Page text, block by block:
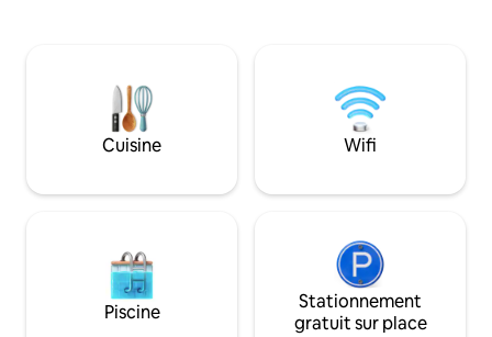
size » et canapé escamotable (pour 3
personnes dans le lit et 3 sur le canapé)
Non fumeur à l'intérieur Faites comme
chez vous et faites le ménage avant
Décoration romantique moyennant un
vous aurez
quelle région de
de choix de lieux
boulangeries🥐
Cuisine Wifi
Piscine
Stationnement
gratuit sur place